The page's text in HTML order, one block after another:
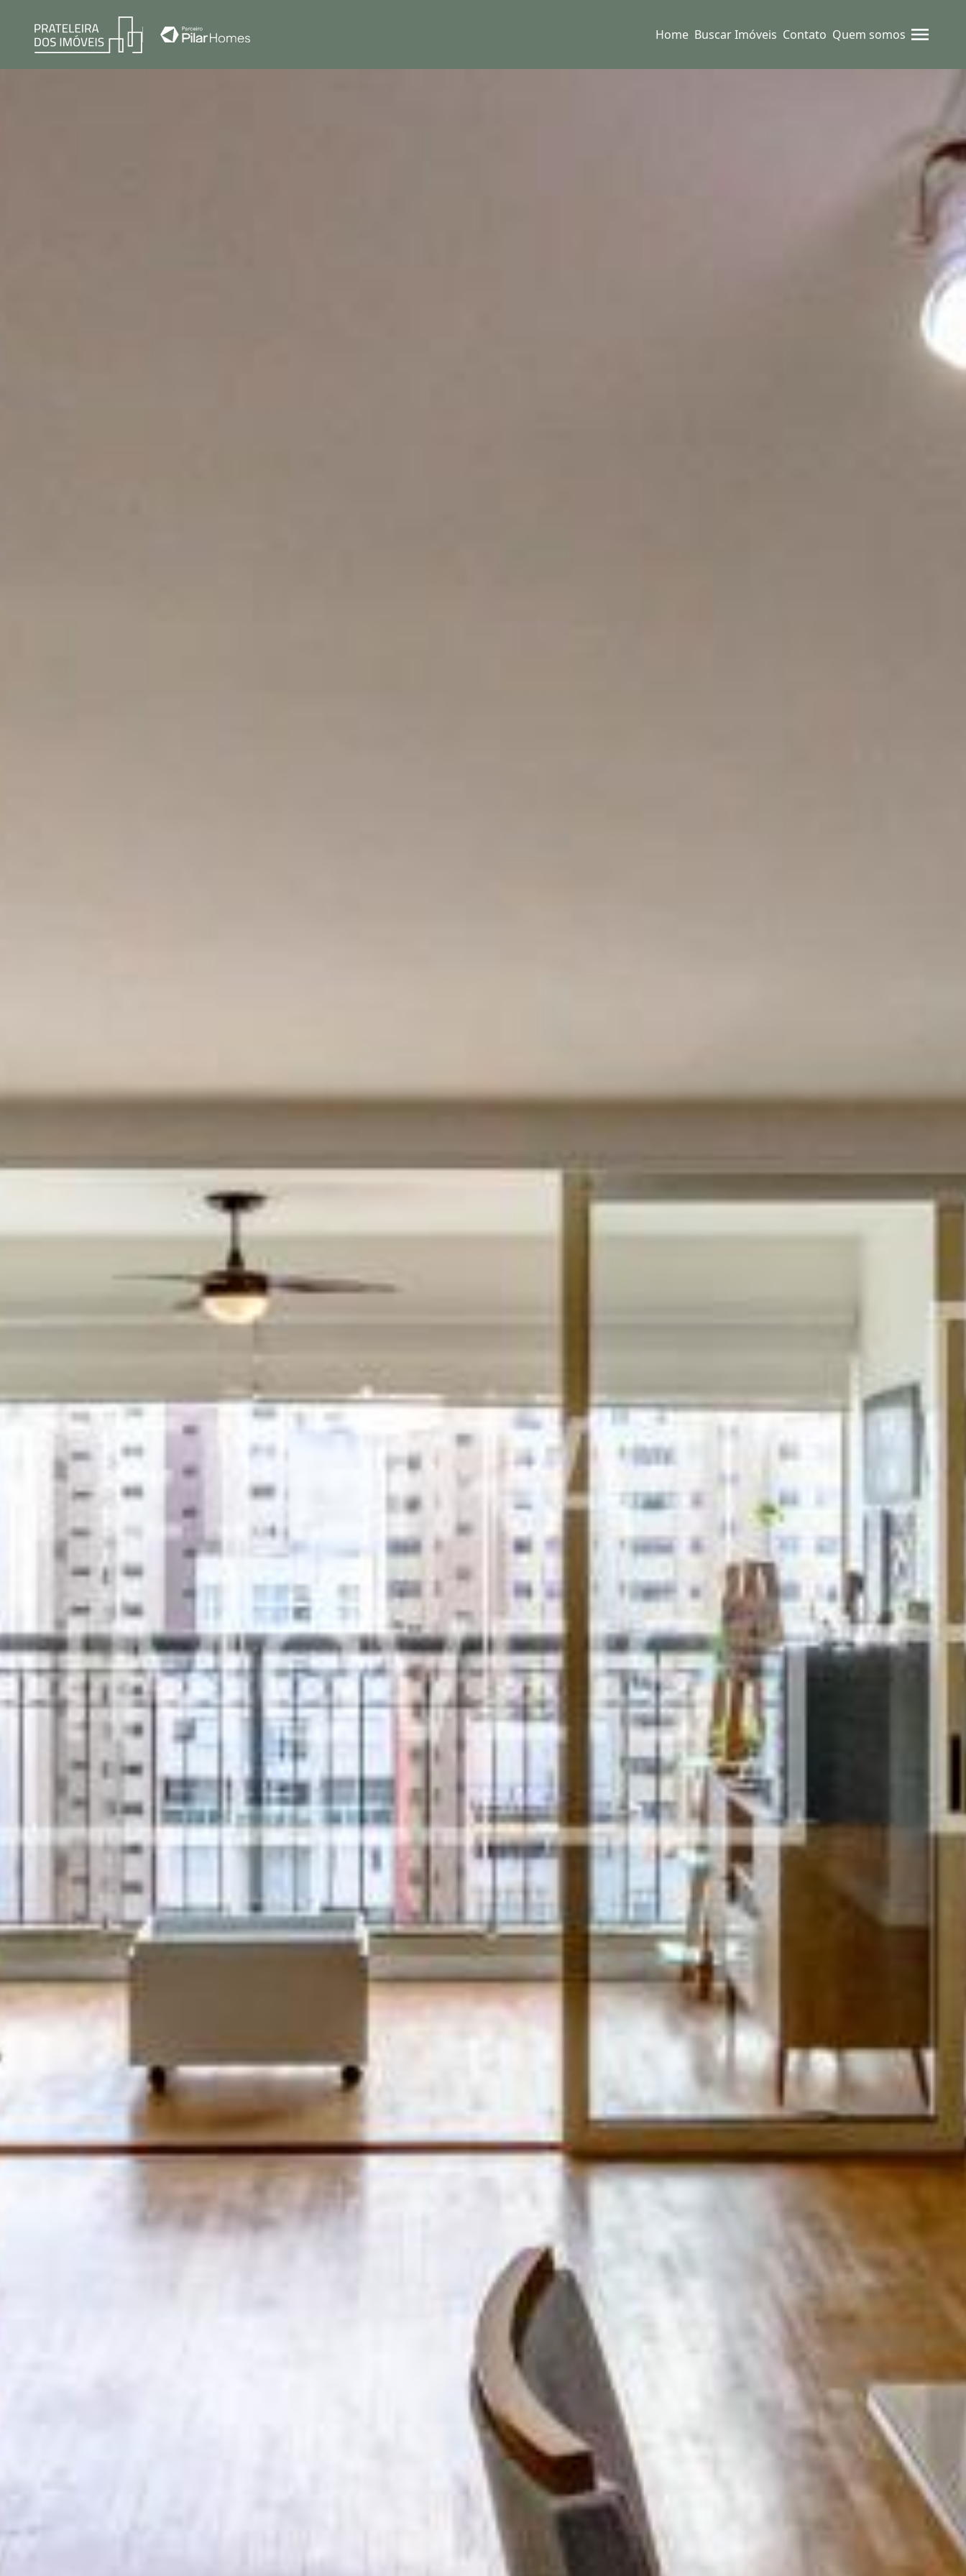
Home Buscar Imóveis Contato Quem somos